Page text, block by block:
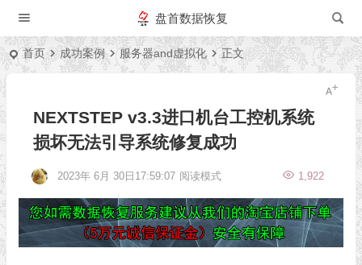
盘首数据恢复
首页 成功案例 服务器and虚拟化 正文
NEXTSTEP v3.3进口机台工控机系统
损坏无法引导系统修复成功
2023年 6月 30日17:59:07 1,922
阅读模式